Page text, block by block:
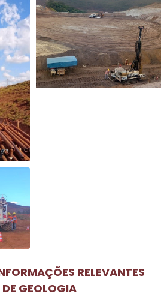
RELEVANTES
DE GEOLOGIA